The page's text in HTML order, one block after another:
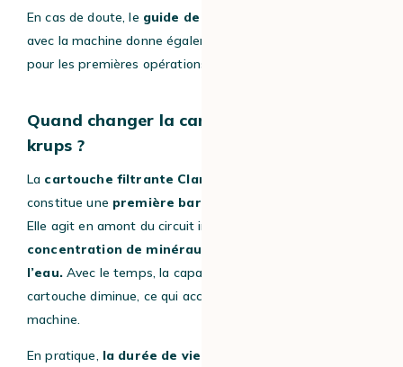
En cas de doute, le guide de démarrage rapide
avec la machine donne également des
pour les premières opérations d’entretien.
Quand changer la cartouche filtrante
krups ?
La cartouche filtrante Claris – Aqua Filter System
constitue une première barrière contre le calcaire
Elle agit en amont du circuit interne en
concentration de minéraux présents dans
l’eau.Avec le temps, la capacité de filtration de la
cartouche diminue, ce qui accélère l’entartrage de la
machine.
En pratique, la durée de vie d’une cartouche dépend